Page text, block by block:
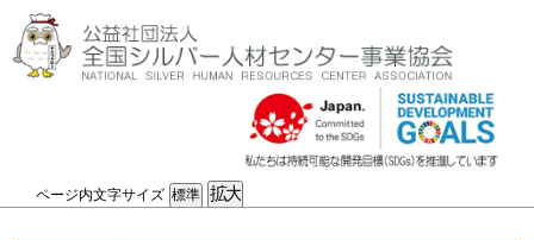
ページ内文字サイズ